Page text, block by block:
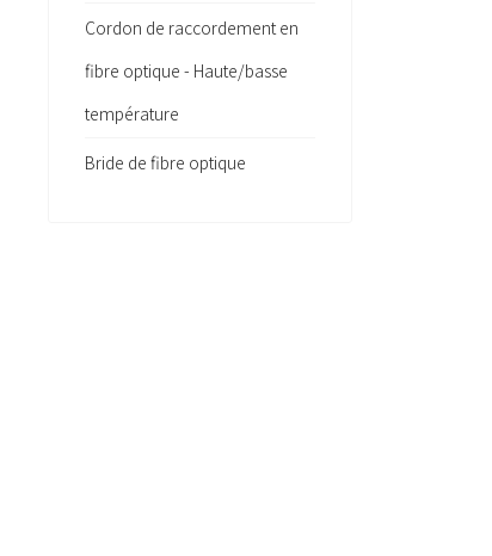
Cordon de raccordement en
fibre optique - Haute/basse
température
Bride de fibre optique